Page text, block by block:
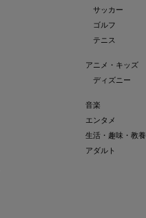
サッカー
ゴルフ
テニス
アニメ・キッズ
ディズニー
音楽
エンタメ
生活・趣味・教養
アダルト